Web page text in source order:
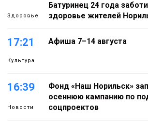
Здоровье
Батуринец 24 года
здоровье жителей
17:21
Культура
Афиша 7–14 августа
16:39
Новости
Фонд «Наш Норильск»
осеннюю кампанию по
соцпроектов